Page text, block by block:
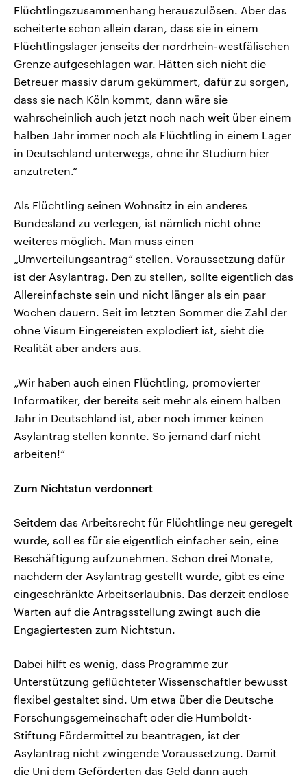
Flüchtlingszusammenhang herauszulösen. Aber das
scheiterte schon allein daran, dass sie in einem
Flüchtlingslager jenseits der nordrhein-westfälischen
Grenze aufgeschlagen war. Hätten sich nicht die
Betreuer massiv darum gekümmert, dafür zu sorgen,
dass sie nach Köln kommt, dann wäre sie
wahrscheinlich auch jetzt noch nach weit über einem
halben Jahr immer noch als Flüchtling in einem Lager
in Deutschland unterwegs, ohne ihr Studium hier
anzutreten.“
Als Flüchtling seinen Wohnsitz in ein anderes
Bundesland zu verlegen, ist nämlich nicht ohne
weiteres möglich. Man muss einen
„Umverteilungsantrag“ stellen. Voraussetzung dafür
ist der Asylantrag. Den zu stellen, sollte eigentlich das
Allereinfachste sein und nicht länger als ein paar
Wochen dauern. Seit im letzten Sommer die Zahl der
ohne Visum Eingereisten explodiert ist, sieht die
Realität aber anders aus.
„Wir haben auch einen Flüchtling, promovierter
Informatiker, der bereits seit mehr als einem halben
Jahr in Deutschland ist, aber noch immer keinen
Asylantrag stellen konnte. So jemand darf nicht
arbeiten!“
Zum Nichtstun verdonnert
Seitdem das Arbeitsrecht für Flüchtlinge neu geregelt
wurde, soll es für sie eigentlich einfacher sein, eine
Beschäftigung aufzunehmen. Schon drei Monate,
nachdem der Asylantrag gestellt wurde, gibt es eine
eingeschränkte Arbeitserlaubnis. Das derzeit endlose
Warten auf die Antragsstellung zwingt auch die
Engagiertesten zum Nichtstun.
Dabei hilft es wenig, dass Programme zur
Unterstützung geflüchteter Wissenschaftler bewusst
flexibel gestaltet sind. Um etwa über die Deutsche
Forschungsgemeinschaft oder die Humboldt-
Stiftung Fördermittel zu beantragen, ist der
Asylantrag nicht zwingende Voraussetzung. Damit
die Uni dem Geförderten das Geld dann auch